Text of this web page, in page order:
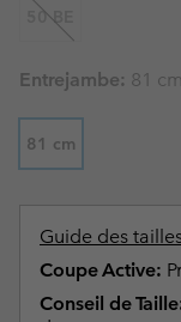
50 BE
Entrejambe: 81 cm
81 cm
Guide des
Coupe Active:
Conseil de